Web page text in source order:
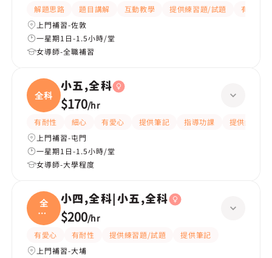
解題思路 題目講解 互動教學 提供練習題/試題
有愛心
上門補習-佐敦
一星期1日-1.5小時/堂
女導師-全職補習
全科
小五,全科
$170/hr
有耐性 細心 有愛心 提供筆記 指導功課
提供練習題
上門補習-屯門
一星期1日-1.5小時/堂
女導師-大學程度
全
科|
小五
小四,全科|小五,全科
$200/hr
有愛心 有耐性 提供練習題/試題
提供筆記
上門補習-大埔